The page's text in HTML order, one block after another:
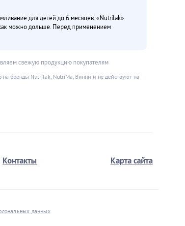
для детей до 6 месяцев. «Nutrilak»
можно дольше. Перед применением
свежую продукцию покупателям
бренды Nutrilak, NutriMa, Винни и не действуют на
Контакты Карта сайта
данных